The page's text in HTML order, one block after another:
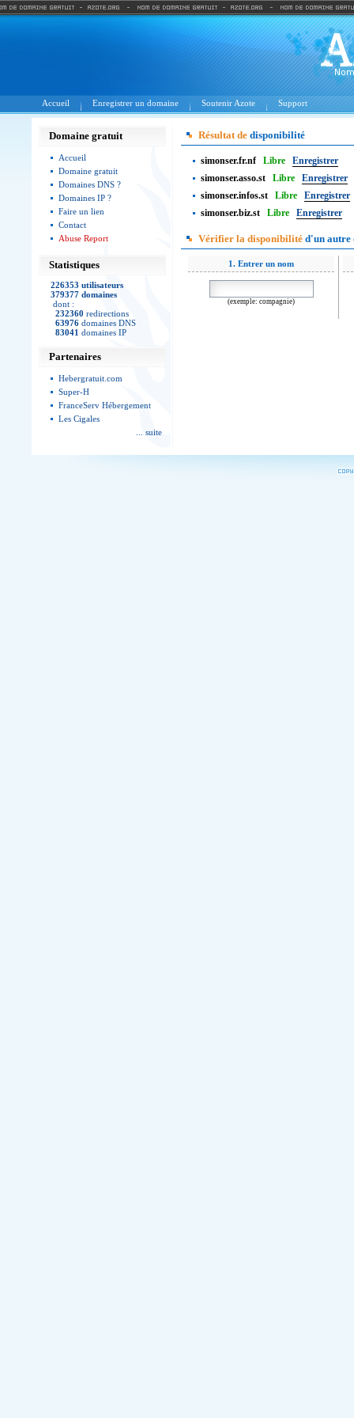
Accueil Enregistrer un domaine Soutenir Azote Support
Domaine gratuit
Accueil
Domaine gratuit
Domaines DNS ?
Domaines IP ?
Faire un lien
Contact
Abuse Report
Statistiques
226353 utilisateurs
379377 domaines
dont :
232360 redirections
63976 domaines DNS
83041 domaines IP
Partenaires
Hebergratuit.com
Super-H
FranceServ Hébergement
Les Cigales
... suite
Résultat de disponibilité
simonser.fr.nf Libre
Enregistrer
simonser.asso.st
Libre
Enregistrer
simonser.infos.st
Libre
Enregistrer
simonser.biz.st
Libre Enregistrer
Vérifier la disponibilité d'un autre
1. Entrer un nom
(exemple: compagnie)